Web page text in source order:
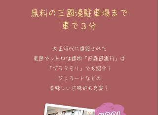
無料の三國湊駐車場まで
車で３分
大正時代に建設された
重厚でレトロな建物「旧森田銀行」は
「ブラタモリ」でも紹介！
ジェラートなどの
美味しい甘味処も充実！